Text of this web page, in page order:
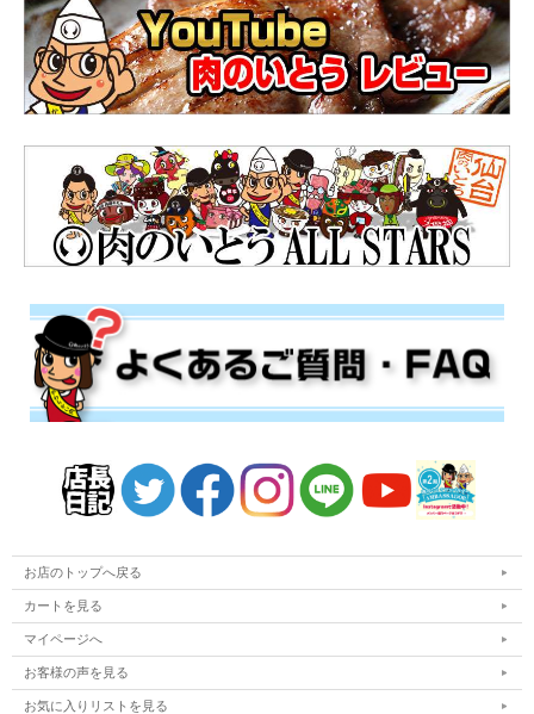
お店のトップへ戻る
カートを見る
マイページへ
お客様の声を見る
お気に入りリストを見る